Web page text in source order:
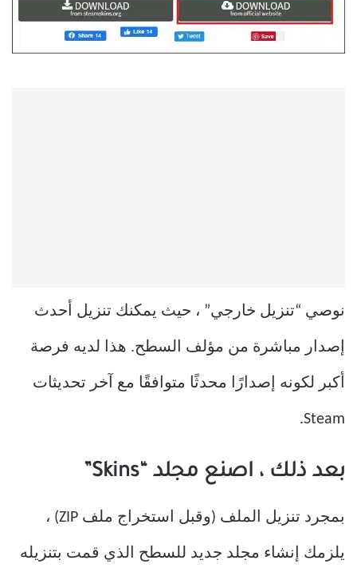
نوصي “تنزيل خارجي” ، حيث يمكنك تنزيل أحدث
إصدار مباشرة من مؤلف السطح. هذا لديه فرصة
أكبر لكونه إصدارًا محدثًا متوافقًا مع آخر تحديثات
Steam.
بعد ذلك ، اصنع مجلد “Skins”
بمجرد تنزيل الملف (وقبل استخراج ملف ZIP) ،
يلزمك إنشاء مجلد جديد للسطح الذي قمت بتنزيله